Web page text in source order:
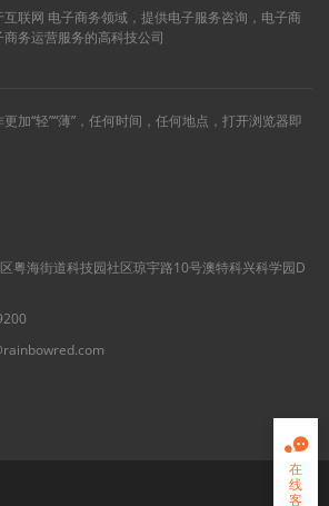
互联网 电子商务领域，提供电子服务咨询，电子商
务运营服务的高科技公司
加“轻”“薄”，任何时间，任何地点，打开浏览器即
粤海街道科技园社区琼宇路10号澳特科兴科学园D

在
线
客